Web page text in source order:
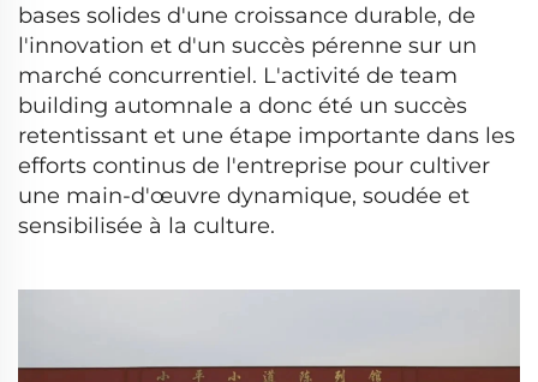
bases solides d'une croissance durable, de
l'innovation et d'un succès pérenne sur un
marché concurrentiel. L'activité de team
building automnale a donc été un succès
retentissant et une étape importante dans les
efforts continus de l'entreprise pour cultiver
une main-d'œuvre dynamique, soudée et
sensibilisée à la culture.